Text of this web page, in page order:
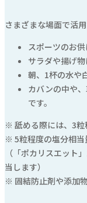
さまざまな場面で活用
スポーツのお
サラダや揚げ物
朝、1杯の水や
カバンの中や
です。
※ 舐める際には、3粒
※ 5粒程度の塩分相当
（「ポカリスエット
当します）
※ 固結防止剤や添加